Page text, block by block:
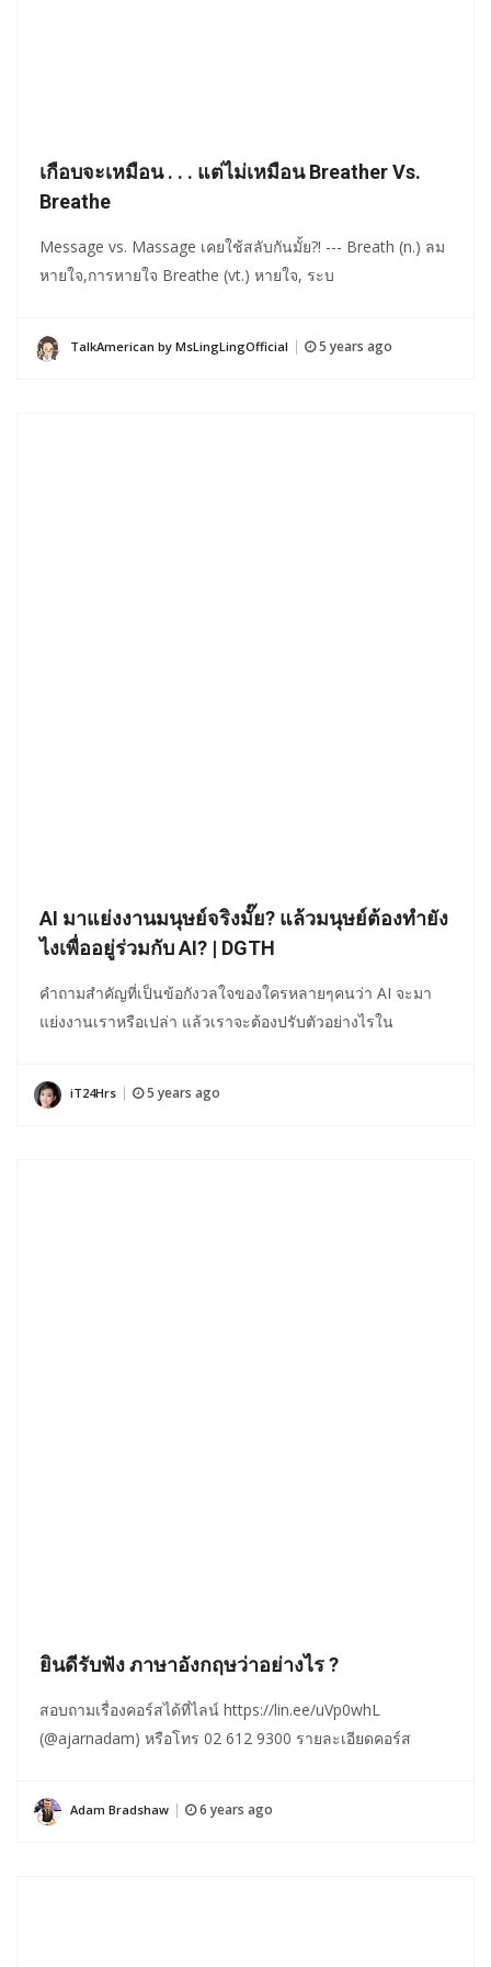
เกือบจะเหมือน . . . แต่ไม่เหมือน Breather Vs.
Breathe
Message vs. Massage เคยใช้สลับกันมั้ย?! --- Breath (n.) ลม
หายใจ,การหายใจ Breathe (vt.) หายใจ, ระบ
TalkAmerican by MsLingLingOfficial 5 years ago
AI มาแย่งงานมนุษย์จริงมั๊ย? แล้วมนุษย์ต้องทำยัง
ไงเพื่ออยู่ร่วมกับ AI? | DGTH
คำถามสำคัญที่เป็นข้อกังวลใจของใครหลายๆคนว่า AI จะมา
แย่งงานเราหรือเปล่า แล้วเราจะต้องปรับตัวอย่างไรใน
iT24Hrs 5 years ago
ยินดีรับฟัง ภาษาอังกฤษว่าอย่างไร ?
สอบถามเรื่องคอร์สได้ที่ไลน์ https://lin.ee/uVp0whL
(@ajarnadam) หรือโทร 02 612 9300 รายละเอียดคอร์ส
Adam Bradshaw 6 years ago